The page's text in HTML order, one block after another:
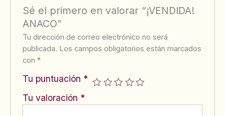
Sé el primero en valorar “¡VENDIDA!
ANACO”
Tu dirección de correo electrónico no será
publicada. Los campos obligatorios están marcados
con*
Tu puntuación *
Tu valoración *